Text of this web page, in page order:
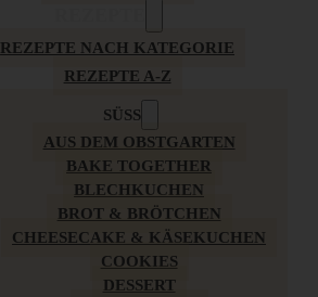
REZEPTE NACH KATEGORIE
REZEPTE A-Z
SÜSS
AUS DEM OBSTGARTEN
BAKE TOGETHER
BLECHKUCHEN
BROT & BRÖTCHEN
CHEESECAKE & KÄSEKUCHEN
COOKIES
DESSERT